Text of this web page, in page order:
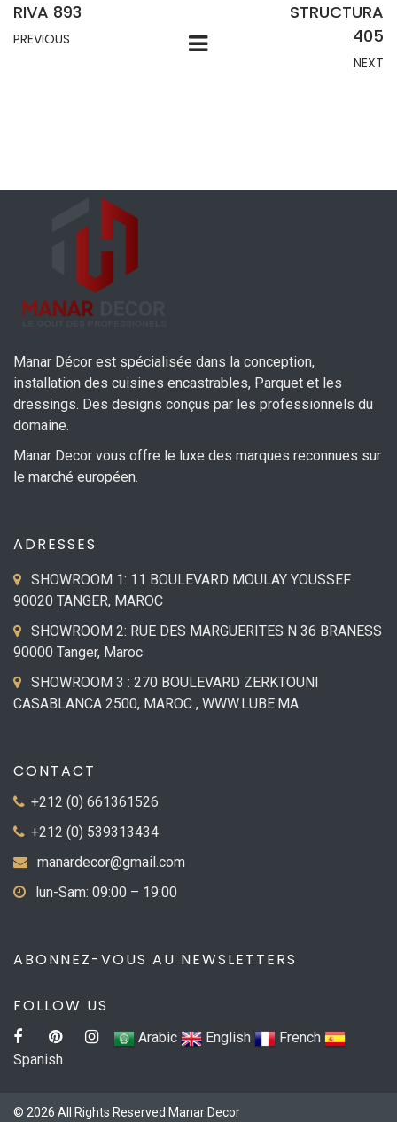
RIVA 893
PREVIOUS
STRUCTURA
405
NEXT
Manar Décor est spécialisée dans la conception,
installation des cuisines encastrables, Parquet et les
dressings. Des designs conçus par les professionnels du
domaine.
Manar Decor vous offre le luxe des marques reconnues sur
le marché européen.
ADRESSES
SHOWROOM 1: 11 BOULEVARD MOULAY YOUSSEF
90020 TANGER, MAROC
SHOWROOM 2: RUE DES MARGUERITES N 36 BRANESS
90000 Tanger, Maroc
SHOWROOM 3 : 270 BOULEVARD ZERKTOUNI
CASABLANCA 2500, MAROC , WWW.LUBE.MA
CONTACT
+212 (0) 661361526
+212 (0) 539313434
manardecor@gmail.com
lun-Sam: 09:00 – 19:00
ABONNEZ-VOUS AU NEWSLETTERS
FOLLOW US
Arabic English
French
Spanish
© 2026 All Rights Reserved Manar Decor